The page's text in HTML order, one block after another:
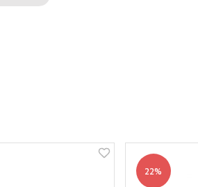
22%